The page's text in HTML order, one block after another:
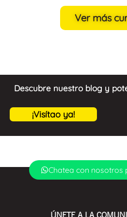
Ver más
Descubre nuestro blog y
¡Visítao ya!
Chatea con nosotros
ÚNETE A LA